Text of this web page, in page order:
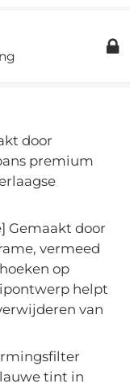
door
premium
Gemaakt door
vermeed
op
helpt
van
tint in